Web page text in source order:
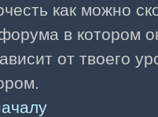
как можно
в котором
от твоего